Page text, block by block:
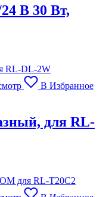
В 30 Вт,
В Избранное
для RL-